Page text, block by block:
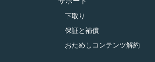
下取り
保証と補償
おためしコンテンツ解約